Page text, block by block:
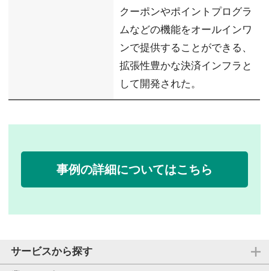
クーポンやポイントプログラ
ムなどの機能をオールインワ
ンで提供することができる、
拡張性豊かな決済インフラと
して開発された。
事例の詳細についてはこちら
サービスから探す